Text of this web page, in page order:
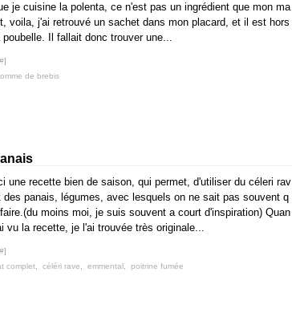
je cuisine la polenta, ce n'est pas un ingrédient que mon ma
voila, j'ai retrouvé un sachet dans mon placard, et il est hors
Il fallait donc trouver une...
#]
de brebis
une recette bien de saison, qui permet, d'utiliser du céleri rav
des panais, légumes, avec lesquels on ne sait pas souvent q
moins moi, je suis souvent a court d'inspiration) Quan
vu la recette, je l'ai trouvée très originale...
#]
complet céléri rave emmental poitrine fumée